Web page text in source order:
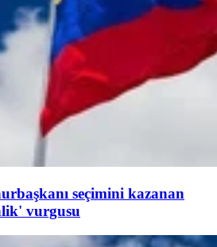
seçimini kazanan
vurgusu